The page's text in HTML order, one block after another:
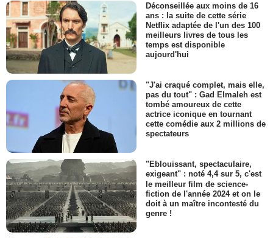
Déconseillée aux moins de 16
ans : la suite de cette série
Netflix adaptée de l'un des 100
meilleurs livres de tous les
temps est disponible
aujourd'hui
"J'ai craqué complet, mais elle,
pas du tout" : Gad Elmaleh est
tombé amoureux de cette
actrice iconique en tournant
cette comédie aux 2 millions de
spectateurs
"Eblouissant, spectaculaire,
exigeant" : noté 4,4 sur 5, c'est
le meilleur film de science-
fiction de l'année 2024 et on le
doit à un maître incontesté du
genre !